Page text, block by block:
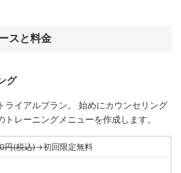
スと料金
グ
ライアルプラン。 始めにカウンセリング
トレーニングメニューを作成します。
円(税込)→初回限定無料